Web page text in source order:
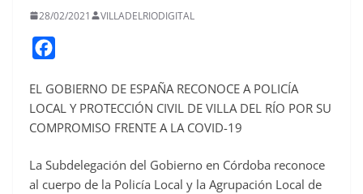
28/02/2021 VILLADELRIODIGITAL
c
e
b
o
o
EL GOBIERNO DE ESPAÑA RECONOCE A POLICÍA
LOCAL Y PROTECCIÓN CIVIL DE VILLA DEL RÍO POR SU
COMPROMISO FRENTE A LA COVID-19
La Subdelegación del Gobierno en Córdoba reconoce
al cuerpo de la Policía Local y la Agrupación Local de